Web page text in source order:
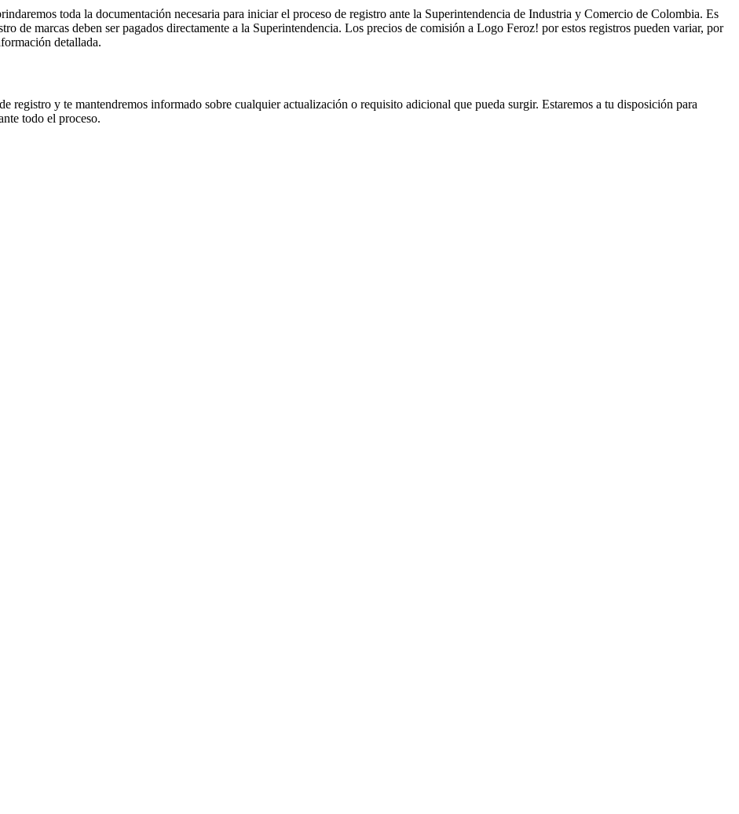
toda la documentación necesaria para iniciar el proceso de registro ante la Superintendencia de Industria y Comercio de Colombia. Es
de marcas deben ser pagados directamente a la Superintendencia. Los precios de comisión a Logo Feroz! por estos registros pueden variar, por
detallada.
registro y te mantendremos informado sobre cualquier actualización o requisito adicional que pueda surgir. Estaremos a tu disposición para
todo el proceso.